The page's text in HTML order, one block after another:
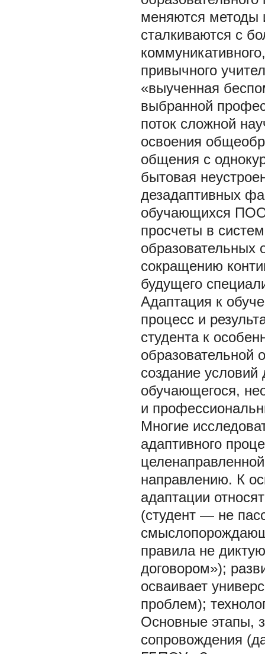
меняются методы
сталкиваются с
привычного
«выученная
выбранной
поток сложной
освоения
общения с
бытовая
дезадаптивных
обучающихся
просчеты в
образовательных
сокращению
будущего
Адаптация к
процесс и
студента к
образовательной
создание условий
обучающегося,
и
Многие
адаптивного
направлению. К
адаптации
(студент — не
правила не
договором»);
осваивает
проблем);
Основные этапы,
сопровождения